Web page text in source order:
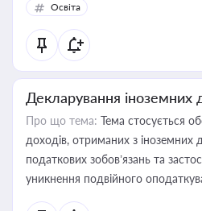
Освіта
Декларування іноземних
Про що тема: Тема стосується
доходів, отриманих з іноземних
податкових зобов’язань та
уникнення подвійного